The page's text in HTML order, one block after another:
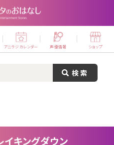
アニラジカレンダー 声優情報 ショップ
イキングダウン